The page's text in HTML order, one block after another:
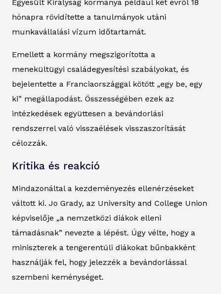
Egyesült Királyság kormánya például két évről 18
hónapra rövidítette a tanulmányok utáni
munkavállalási vízum időtartamát.
Emellett a kormány megszigorította a
menekültügyi családegyesítési szabályokat, és
bejelentette a Franciaországgal kötött „egy be, egy
ki” megállapodást. Összességében ezek az
intézkedések együttesen a bevándorlási
rendszerrel való visszaélések visszaszorítását
célozzák.
Kritika és reakció
Mindazonáltal a kezdeményezés ellenérzéseket
váltott ki. Jo Grady, az University and College Union
képviselője „a nemzetközi diákok elleni
támadásnak” nevezte a lépést. Úgy vélte, hogy a
miniszterek a tengerentúli diákokat bűnbakként
használják fel, hogy jelezzék a bevándorlással
szembeni keménységet.